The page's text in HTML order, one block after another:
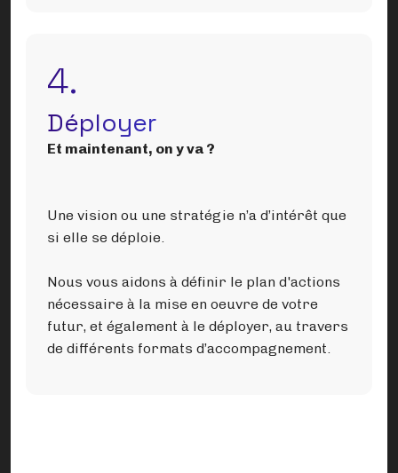
4.
Déployer
Et maintenant, on y va ?
Une vision ou une stratégie n’a d’intérêt que
si elle se déploie.
Nous vous aidons à définir le plan d'actions
nécessaire à la mise en oeuvre de votre
futur, et également à le déployer, au travers
de différents formats d’accompagnement.